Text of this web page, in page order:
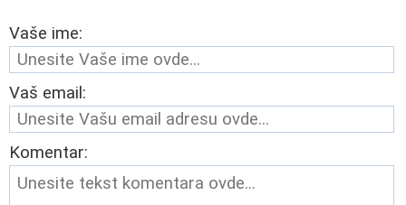
Vaše ime:
Vaš email:
Komentar: